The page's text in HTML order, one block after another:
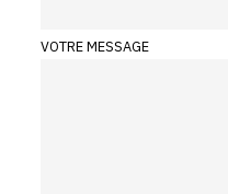
VOTRE MESSAGE